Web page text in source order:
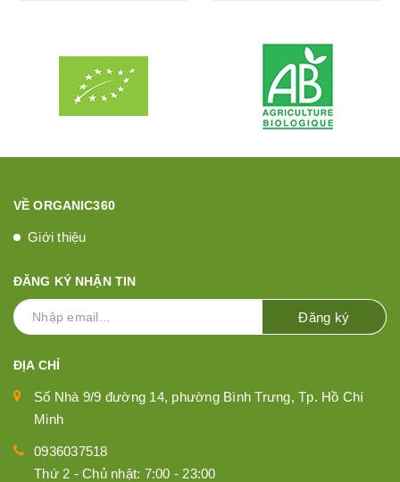
VỀ ORGANIC360
Giới thiệu
ĐĂNG KÝ NHẬN TIN
Đăng ký
ĐỊA CHỈ
Số Nhà 9/9 đường 14, phường Bình Trưng, Tp. Hồ Chí
Minh
0936037518
Thứ 2 - Chủ nhật: 7:00 - 23:00